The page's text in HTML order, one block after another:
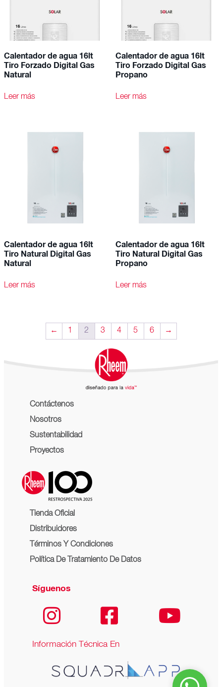
Calentador de agua 16lt
Tiro Forzado Digital Gas
Natural
Leer más
Calentador de agua 16lt
Tiro Forzado Digital Gas
Propano
Leer más
Calentador de agua 16lt
Tiro Natural Digital Gas
Natural
Leer más
Calentador de agua 16lt
Tiro Natural Digital Gas
Propano
Leer más
← 1 2 3 4 5 6 →
Contáctenos
Nosotros
Sustentabilidad
Proyectos
Tienda Oficial
Distribuidores
Términos Y Condiciones
Política De Tratamiento De Datos
Síguenos
Información Técnica En